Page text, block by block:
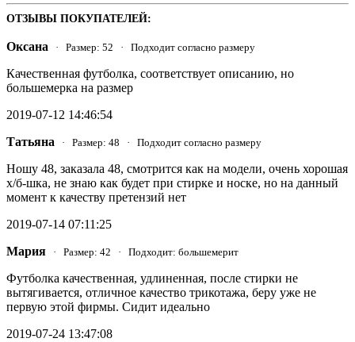
ОТЗЫВЫ ПОКУПАТЕЛЕЙ:
Оксана · Размер: 52 · Подходит согласно размеру
Качественная футболка, соответствует описанию, но
большемерка на размер
2019-07-12 14:46:54
Татьяна · Размер: 48 · Подходит согласно размеру
Ношу 48, заказала 48, смотрится как на модели, очень хорошая
х/б-шка, не знаю как будет при стирке и носке, но на данный
момент к качеству претензий нет
2019-07-14 07:11:25
Мария · Размер: 42 · Подходит: большемерит
Футболка качественная, удлиненная, после стирки не
вытягивается, отличное качество трикотажа, беру уже не
первую этой фирмы. Сидит идеально
2019-07-24 13:47:08